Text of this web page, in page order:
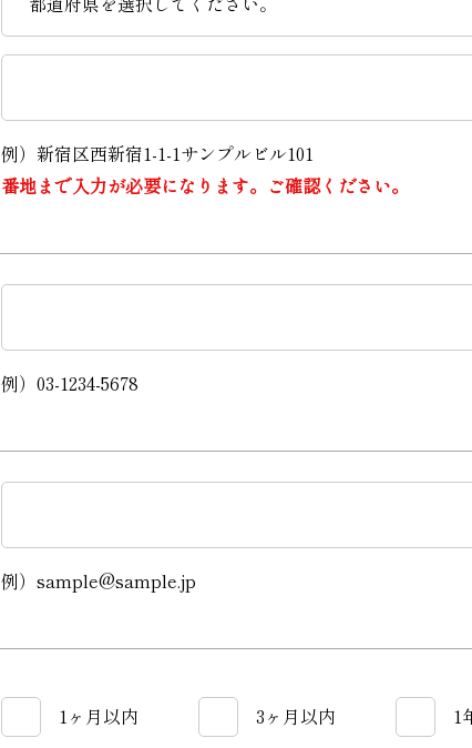
例）新宿区西新宿1-1-1サンプルビル101
番地まで入力が必要になります。ご確認ください。
例）03-1234-5678
例）sample@sample.jp
1ヶ月以内 3ヶ月以内 1